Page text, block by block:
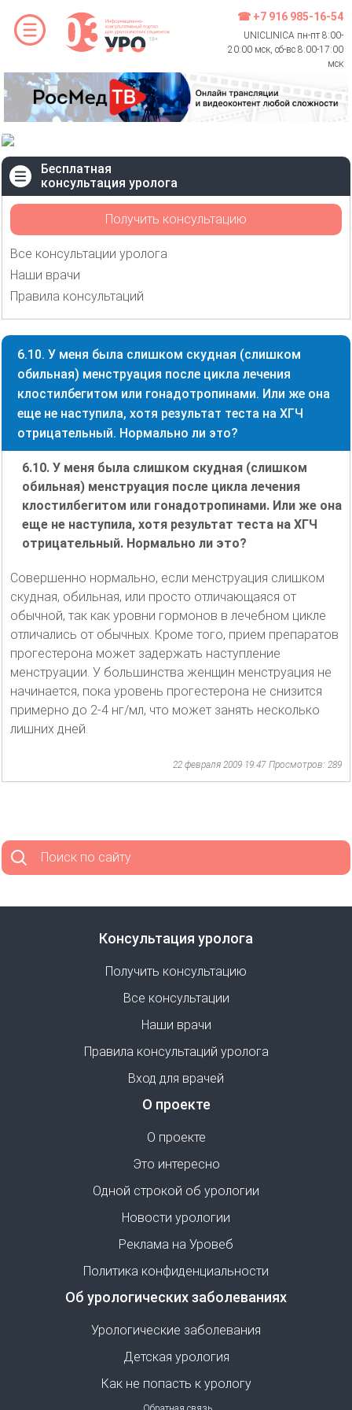
☎ +7 916 985-16-54
UNICLINICA пн-пт 8:00-
20:00 мск, сб-вс 8:00-17:00
мск
Бесплатная
консультация уролога
Получить консультацию
Все консультации уролога
Наши врачи
Правила консультаций
6.10. У меня была слишком скудная (слишком
обильная) менструация после цикла лечения
клостилбегитом или гонадотропинами. Или же она
еще не наступила, хотя результат теста на ХГЧ
отрицательный. Нормально ли это?
6.10. У меня была слишком скудная (слишком
обильная) менструация после цикла лечения
клостилбегитом или гонадотропинами. Или же она
еще не наступила, хотя результат теста на ХГЧ
отрицательный. Нормально ли это?
Совершенно нормально, если менструация слишком
скудная, обильная, или просто отличающаяся от
обычной, так как уровни гормонов в лечебном цикле
отличались от обычных. Кроме того, прием препаратов
прогестерона может задержать наступление
менструации. У большинства женщин менструация не
начинается, пока уровень прогестерона не снизится
примерно до 2-4 нг/мл, что может занять несколько
лишних дней.
22 февраля 2009 19:47 Просмотров: 289
Поиск по сайту
Консультация уролога
Получить консультацию
Все консультации
Наши врачи
Правила консультаций уролога
Вход для врачей
О проекте
О проекте
Это интересно
Одной строкой об урологии
Новости урологии
Реклама на Уровеб
Политика конфиденциальности
Об урологических заболеваниях
Урологические заболевания
Детская урология
Как не попасть к урологу